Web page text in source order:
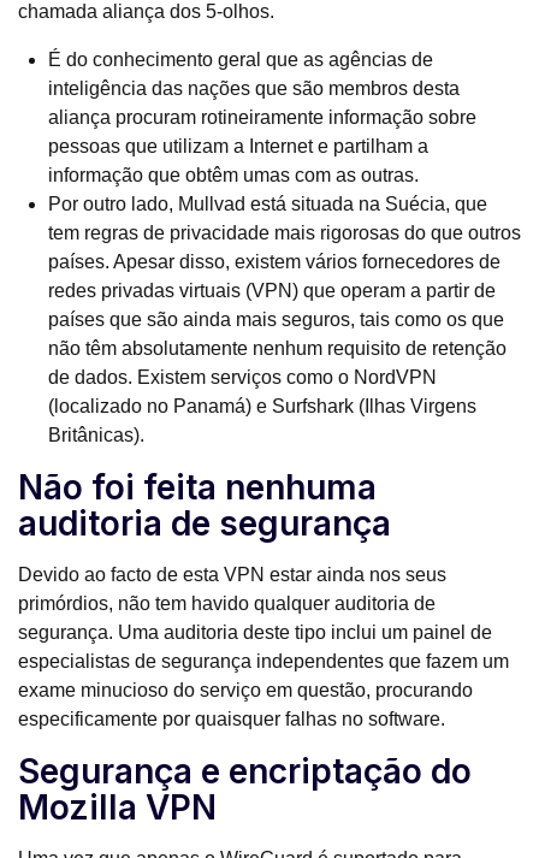
chamada aliança dos 5-olhos.
É do conhecimento geral que as agências de
inteligência das nações que são membros desta
aliança procuram rotineiramente informação sobre
pessoas que utilizam a Internet e partilham a
informação que obtêm umas com as outras.
Por outro lado, Mullvad está situada na Suécia, que
tem regras de privacidade mais rigorosas do que outros
países. Apesar disso, existem vários fornecedores de
redes privadas virtuais (VPN) que operam a partir de
países que são ainda mais seguros, tais como os que
não têm absolutamente nenhum requisito de retenção
de dados. Existem serviços como o NordVPN
(localizado no Panamá) e Surfshark (Ilhas Virgens
Britânicas).
Não foi feita nenhuma
auditoria de segurança
Devido ao facto de esta VPN estar ainda nos seus
primórdios, não tem havido qualquer auditoria de
segurança. Uma auditoria deste tipo inclui um painel de
especialistas de segurança independentes que fazem um
exame minucioso do serviço em questão, procurando
especificamente por quaisquer falhas no software.
Segurança e encriptação do
Mozilla VPN